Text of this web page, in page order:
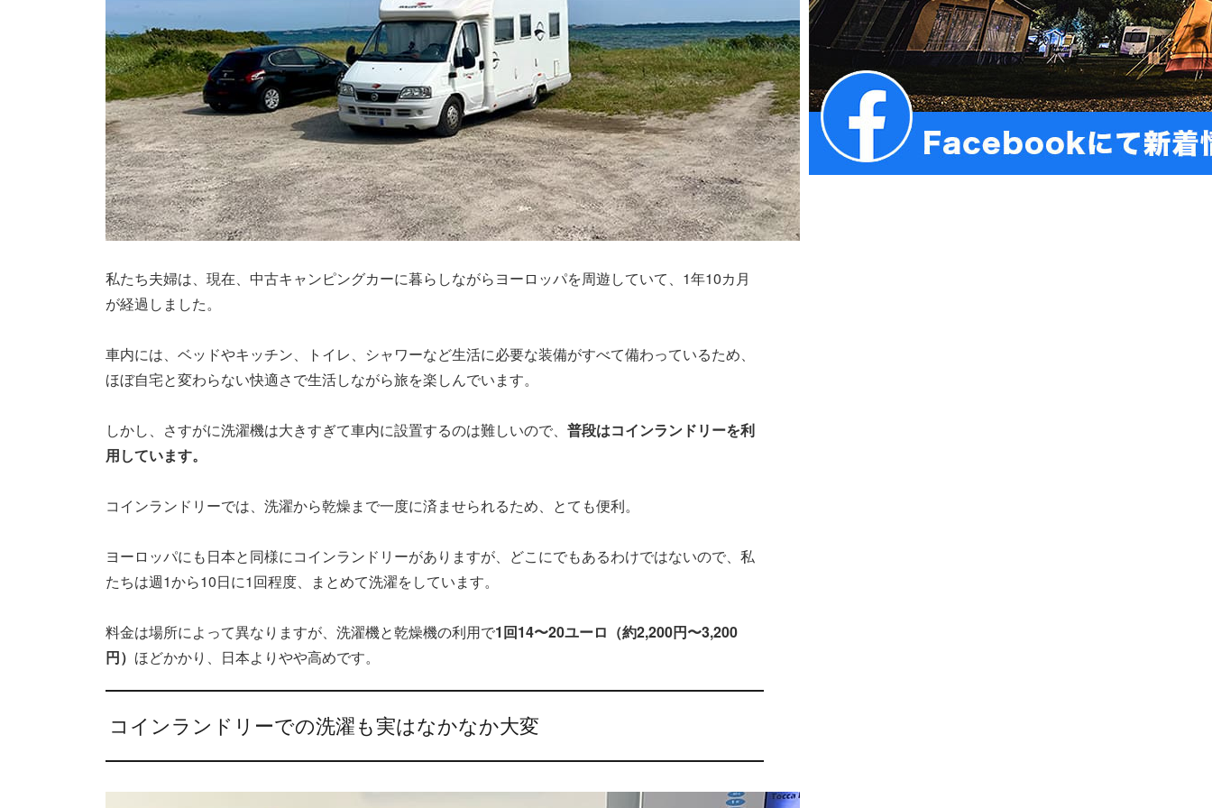
私たち夫婦は、現在、中古キャンピングカーに暮らしながらヨーロッパを周遊していて、1年10カ月
が経過しました。
車内には、ベッドやキッチン、トイレ、シャワーなど生活に必要な装備がすべて備わっているため、
ほぼ自宅と変わらない快適さで生活しながら旅を楽しんでいます。
しかし、さすがに洗濯機は大きすぎて車内に設置するのは難しいので、 普段はコインランドリーを利
用しています。
コインランドリーでは、洗濯から乾燥まで一度に済ませられるため、とても便利。
ヨーロッパにも日本と同様にコインランドリーがありますが、どこにでもあるわけではないので、私
たちは週1から10日に1回程度、まとめて洗濯をしています。
料金は場所によって異なりますが、洗濯機と乾燥機の利用で1回14〜20ユーロ（約2,200円〜3,200
円） ほどかかり、日本よりやや高めです。
コインランドリーでの洗濯も実はなかなか大変